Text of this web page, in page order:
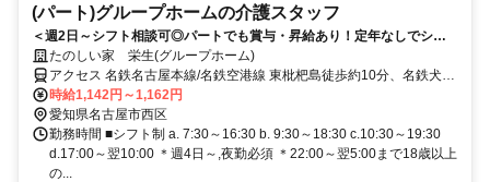
(パート)グループホームの介護スタッフ
＜週2日～シフト相談可◎パートでも賞与・昇給あり！定年なしでシニ
アも活躍中＞東証スタンダード上場企業だから安心。少人数制で一人ひ
とりに寄り添えるグループホーム
たのしい家 栄生(グループホーム)
アクセス 名鉄名古屋本線/名鉄空港線 東枇杷島徒歩約10分、名鉄犬山
線 東枇杷島徒歩約10分、名鉄名古屋本線/名鉄犬山線 栄生徒歩約11分
名鉄名古屋本線「栄生」駅から徒歩約11分
時給1,142円～1,162円
愛知県名古屋市西区
勤務時間 ■シフト制 a. 7:30～16:30 b. 9:30～18:30 c.10:30～19:30
d.17:00～翌10:00 ＊週4日～,夜勤必須 ＊22:00～翌5:00まで18歳以上
の...